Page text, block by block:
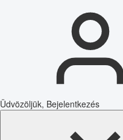
Üdvözöljük, Bejelentkezés